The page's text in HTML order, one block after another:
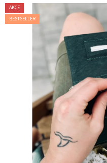
hodnocení
produktu
AKCE
BESTSELLER